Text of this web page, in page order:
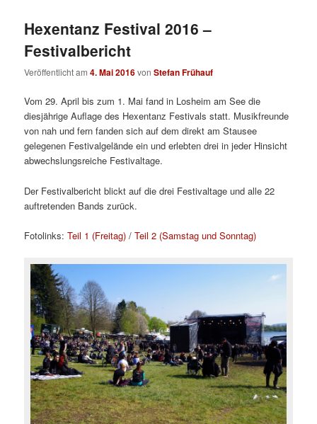
Hexentanz Festival 2016 –
Festivalbericht
Veröffentlicht am4. Mai 2016vonStefan Frühauf
Vom 29. April bis zum 1. Mai fand in Losheim am See die
diesjährige Auflage des Hexentanz Festivals statt. Musikfreunde
von nah und fern fanden sich auf dem direkt am Stausee
gelegenen Festivalgelände ein und erlebten drei in jeder Hinsicht
abwechslungsreiche Festivaltage.
Der Festivalbericht blickt auf die drei Festivaltage und alle 22
auftretenden Bands zurück.
Fotolinks:Teil 1 (Freitag) /Teil 2 (Samstag und Sonntag)